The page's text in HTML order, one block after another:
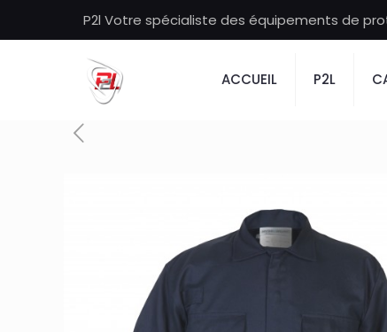
P2l Votre spécialiste des équipements de
ACCUEIL P2L